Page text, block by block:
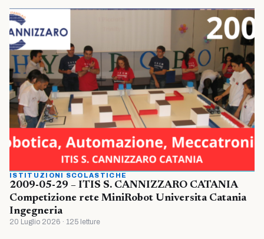
ISTITUZIONI SCOLASTICHE
2009-05-29 – ITIS S. CANNIZZARO CATANIA
Competizione rete MiniRobot Universita Catania
Ingegneria
20 Luglio 2026 · 125 letture